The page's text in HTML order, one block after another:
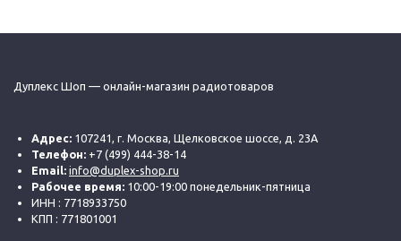
Дуплекс Шоп — онлайн-магазин радиотоваров
Адрес: 107241, г. Москва, Щелковское шоссе, д. 23А
Телефон: +7 (499) 444-38-14
Email: info@duplex-shop.ru
Рабочее время: 10:00-19:00 понедельник-пятница
ИНН : 7718933750
КПП : 771801001